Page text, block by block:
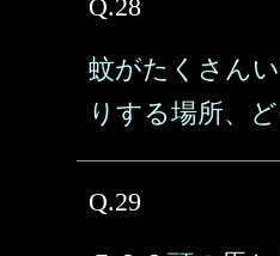
Q.28
蚊がたくさん
りする場所、
Q.29